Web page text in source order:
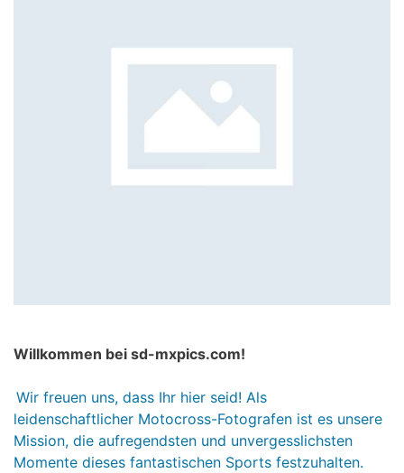
Willkommen bei sd-mxpics.com!
Wir freuen uns, dass Ihr hier seid! Als
leidenschaftlicher Motocross-Fotografen ist es unsere
Mission, die aufregendsten und unvergesslichsten
Momente dieses fantastischen Sports festzuhalten.